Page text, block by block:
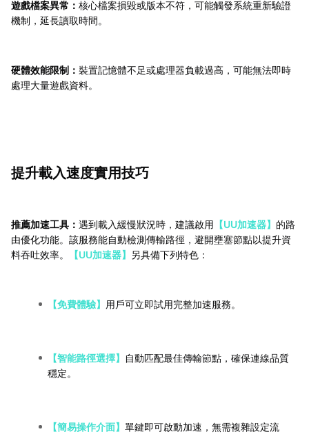
遊戲檔案異常： 核心檔案損毀或版本不符，可能觸發系統重新驗證
機制，延長讀取時間。
硬體效能限制： 裝置記憶體不足或處理器負載過高，可能無法即時
處理大量遊戲資料。
提升載入速度實用技巧
推薦加速工具： 遇到載入緩慢狀況時，建議啟用 【UU加速器】 的路
由優化功能。該服務能自動檢測傳輸路徑，避開壅塞節點以提升資
料吞吐效率。
【UU加速器】 另具備下列特色：
【免費體驗】 用戶可立即試用完整加速服務。
【智能路徑選擇】
自動匹配最佳傳輸節點，確保連線品質
穩定。
【簡易操作介面】 單鍵即可啟動加速，無需複雜設定流